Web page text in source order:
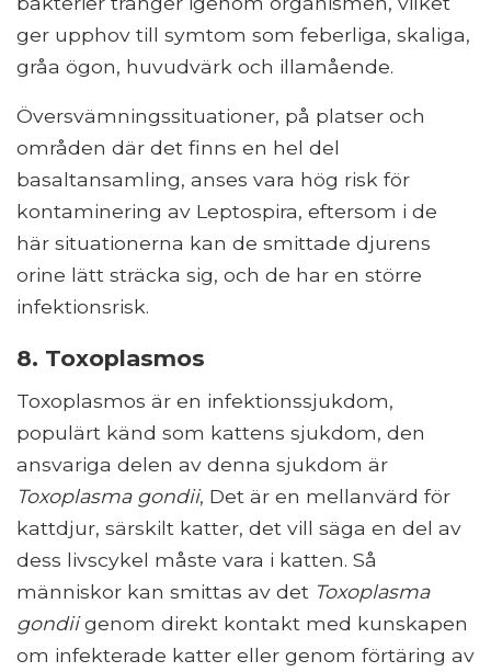
ger upphov till symtom som feberliga, skaliga,
gråa ögon, huvudvärk och illamående.
Översvämningssituationer, på platser och
områden där det finns en hel del
basaltansamling, anses vara hög risk för
kontaminering av Leptospira, eftersom i de
här situationerna kan de smittade djurens
orine lätt sträcka sig, och de har en större
infektionsrisk.
8. Toxoplasmos
Toxoplasmos är en infektionssjukdom,
populärt känd som kattens sjukdom, den
ansvariga delen av denna sjukdom är
Toxoplasma gondii, Det är en mellanvärd för
kattdjur, särskilt katter, det vill säga en del av
dess livscykel måste vara i katten. Så
människor kan smittas av det Toxoplasma
gondiigenom direkt kontakt med kunskapen
om infekterade katter eller genom förtäring av